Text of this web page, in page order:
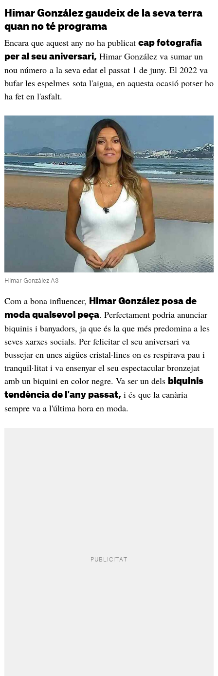
Himar González gaudeix de la seva terra
quan no té programa
Encara que aquest any no ha publicat cap fotografia
per al seu aniversari, Himar González va sumar un
nou número a la seva edat el passat 1 de juny. El 2022 va
bufar les espelmes sota l'aigua, en aquesta ocasió potser ho
ha fet en l'asfalt.
Himar González A3
Com a bona influencer, Himar González posa de
moda qualsevol peça. Perfectament podria anunciar
biquinis i banyadors, ja que és la que més predomina a les
seves xarxes socials. Per felicitar el seu aniversari va
bussejar en unes aigües cristal·lines on es respirava pau i
tranquil·litat i va ensenyar el seu espectacular bronzejat
amb un biquini en color negre. Va ser un dels biquinis
tendència de l'any passat, i és que la canària
sempre va a l'última hora en moda.